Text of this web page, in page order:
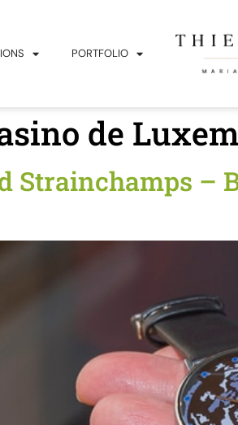
PORTFOLIO
de
Strainchamps –